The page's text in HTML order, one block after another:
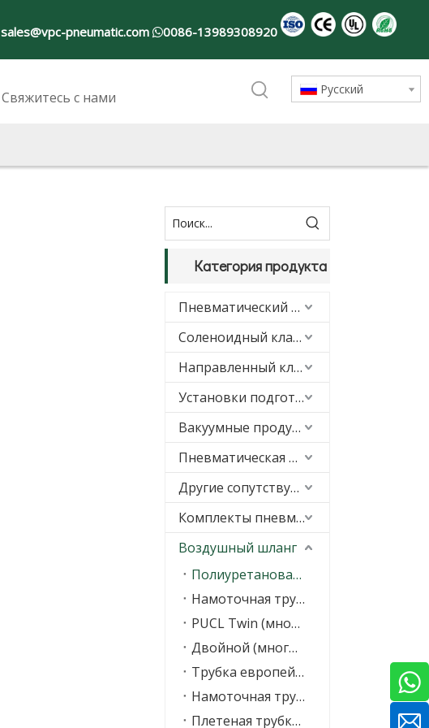
sales@vpc-pneumatic.com 0086-13989308920
Свяжитесь с нами Pусский
Категория продукта
Пневматический цилиндр
Соленоидный клапан
Направленный клапан
Установки подготовки воздуха (FRL)
Вакуумные продукты
Пневматическая подгонка
Другие сопутствующие товары
Комплекты пневматической подвески
Воздушный шланг
Полиуретановая трубка (полиэстер, полиуретан)
Намоточная трубка PUC (полиэфирный полиуретан)
PUCL Twin (многорядный) спиральный шланг
Двойной (многорядный) шланг PUS, пучок шлангов
Трубка европейского стандарта (полиуретан на основе эфира, пищевой)
Намоточная трубка EUC
Плетеная трубка PBH/трубка из пряжи